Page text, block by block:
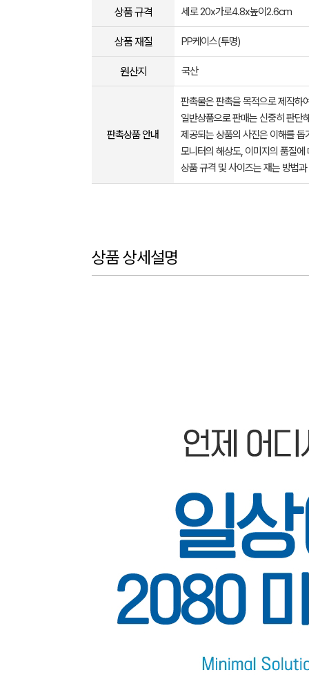
상품 규격 세로 20x가로4.8x높이2.6cm
상품 재질 PP케이스(투명)
원산지 국산
판촉상품 안내
판촉물은 판촉을 목적으로 제작하
일반상품으로 판매는 신중히 판단
제공되는 상품의 사진은 이해를
모니터의 해상도, 이미지의 품질
상품 규격 및 사이즈는 재는 방법
상품 상세설명